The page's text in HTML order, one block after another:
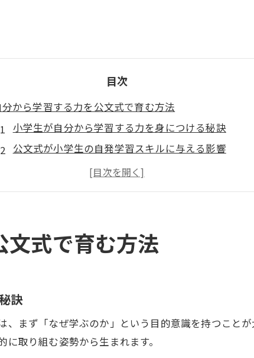
目次
分から学習する力を公文式で育む方法
小学生が自分から学習する力を身につける秘訣
公文式が小学生の自発学習スキルに与える影響
自分から学ぶ姿勢を伸ばす公文式の工夫とは
小学生の自分から学習する習慣作りのポイント
学生の自発学習は家庭と地域の連携から
家庭と地域で小学生の自分から学習を支える方法
公文式と家庭学習が小学生の自発学習を促す関係
地域のつながりが小学生に自発学習をもたらす
文式で育む方法
訣
まず「なぜ学ぶのか」という目的意識を持つこと
取り組む姿勢から生まれます。